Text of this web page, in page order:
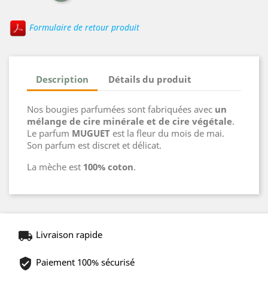
Formulaire de retour produit
Description Détails du produit
Nos bougies parfumées sont fabriquées avec un
mélange de cire minérale et de cire végétale.
Le parfum MUGUET est la fleur du mois de mai.
Son parfum est discret et délicat.
La mèche est 100% coton.
Livraison rapide
Paiement 100% sécurisé